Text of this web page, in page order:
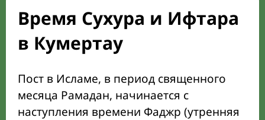
Время Сухура и Ифтара
в Кумертау
Пост в Исламе, в период священного
месяца Рамадан, начинается с
наступления времени Фаджр (утренняя